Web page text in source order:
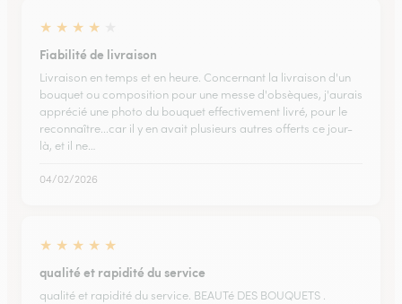
★ ★ ★ ★
Fiabilité de livraison
Livraison en temps et en heure. Concernant la livraison d'un
bouquet ou composition pour une messe d'obsèques, j'aurais
apprécié une photo du bouquet effectivement livré, pour le
reconnaître...car il y en avait plusieurs autres offerts ce jour-
là, et il ne…
04/02/2026
★ ★ ★ ★ ★
qualité et rapidité du service
qualité et rapidité du service. BEAUTé DES BOUQUETS .